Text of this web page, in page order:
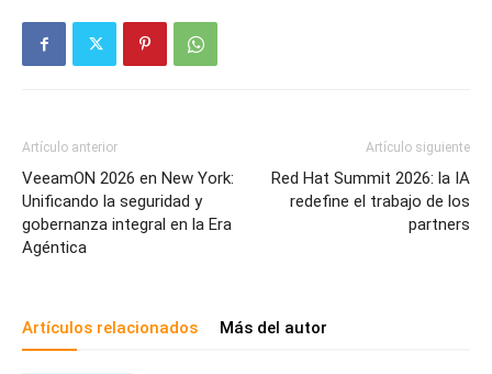
Artículo anterior
VeeamON 2026 en New York:
Unificando la seguridad y
gobernanza integral en la Era
Agéntica
Artículo siguiente
Red Hat Summit 2026: la IA
redefine el trabajo de los
partners
Artículos relacionados Más del autor